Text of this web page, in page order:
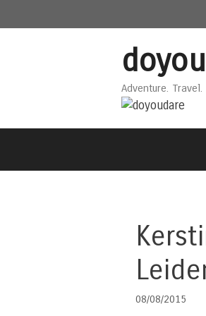
to
to
content
Adventure.
08/08/2015